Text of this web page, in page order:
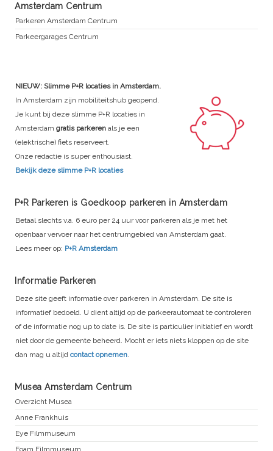
Amsterdam Centrum
Parkeren Amsterdam Centrum
Parkeergarages Centrum
NIEUW: Slimme P+R locaties in Amsterdam.
In Amsterdam zijn mobiliteitshub geopend.
Je kunt bij deze slimme P+R locaties in
Amsterdam gratis parkeren als je een
(elektrische) fiets reserveert.
Onze redactie is super enthousiast.
Bekijk deze slimme P+R locaties
P+R Parkeren is Goedkoop parkeren in Amsterdam
Betaal slechts v.a. 6 euro per 24 uur voor parkeren als je met het
openbaar vervoer naar het centrumgebied van Amsterdam gaat.
Lees meer op: P+R Amsterdam
Informatie Parkeren
Deze site geeft informatie over parkeren in Amsterdam. De site is
informatief bedoeld. U dient altijd op de parkeerautomaat te controleren
of de informatie nog up to date is. De site is particulier initiatief en wordt
niet door de gemeente beheerd. Mocht er iets niets kloppen op de site
dan mag u altijd contact opnemen
Musea Amsterdam Centrum
Overzicht Musea
Anne Frankhuis
Eye Filmmuseum
Foam Filmmuseum